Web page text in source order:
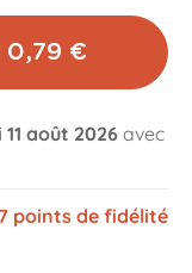
0,79 €
août 2026 avec
7points de fidélité